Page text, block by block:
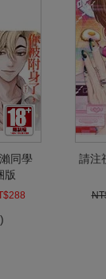
同學
版
請注